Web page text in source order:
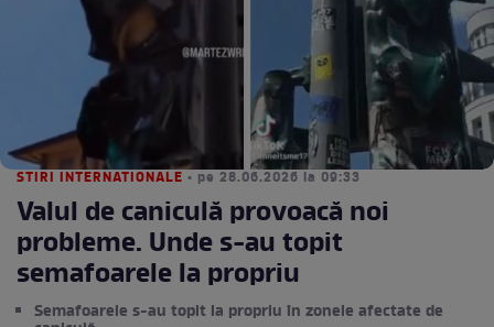
STIRI INTERNATIONALE • pe 28.06.2026 la 09:33
Valul de caniculă provoacă noi
probleme. Unde s-au topit
semafoarele la propriu
Semafoarele s-au topit la propriu în zonele afectate de